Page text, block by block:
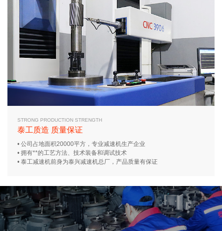
STRONG PRODUCTION STRENGTH
泰工质造 质量保证
• 公司占地面积20000平方，专业减速机生产企业
• 拥有**的工艺方法、技术装备和调试技术
• 泰工减速机前身为泰兴减速机总厂，产品质量有保证